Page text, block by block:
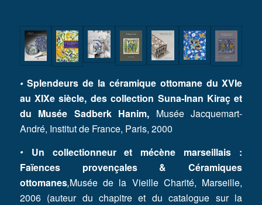
•Splendeurs de la céramique ottomane du XVIe
au XIXe siècle, des collection Suna-Inan Kiraç et
du Musée Sadberk Hanim, Musée Jacquemart-
André, Institut de France, Paris, 2000
• Un collectionneur et mécène marseillais :
Faïences provençales & Céramiques
ottomanes,Musée de la Vieille Charité, Marseille,
2006 (auteur du chapitre et du catalogue sur la